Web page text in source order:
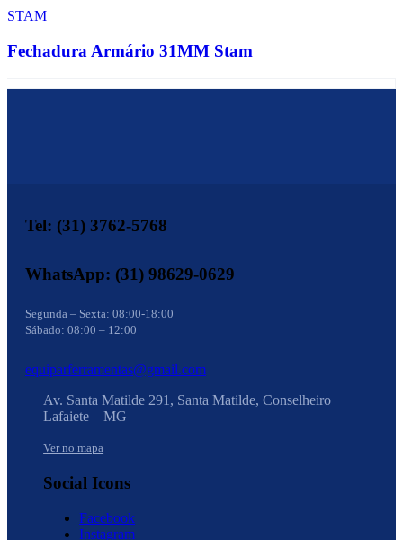
STAM
Fechadura Armário 31MM Stam
Tel: (31) 3762-5768
WhatsApp: (31) 98629-0629
Segunda – Sexta: 08:00-18:00
Sábado: 08:00 – 12:00
equiparferramentas@gmail.com
Av. Santa Matilde 291, Santa Matilde, Conselheiro
Lafaiete – MG
Ver no mapa
Social Icons
Facebook
Instagram